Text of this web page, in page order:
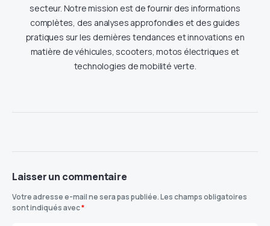
secteur. Notre mission est de fournir des informations
complètes, des analyses approfondies et des guides
pratiques sur les dernières tendances et innovations en
matière de véhicules, scooters, motos électriques et
technologies de mobilité verte.
Laisser un commentaire
Votre adresse e-mail ne sera pas publiée.Les champs obligatoires
sont indiqués avec*